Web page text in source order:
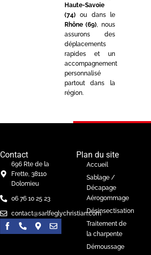
Haute-Savoie
(74)ou dans le
Rhône (69), nous
assurons des
déplacements
rapides et un
accompagnement
personnalisé
partout dans la
région.
Contact
696 Rte de la
Frette, 38110
Dolomieu
06 76 10 25 23
contact@sarlfeglychristian.com
Plan du site
Accueil
Sablage /
Décapage
Aérogommage
Désinsectisation
Traitement de
la charpente
Démoussage